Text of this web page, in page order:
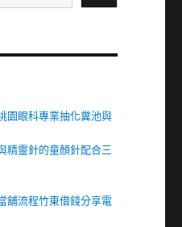
園眼科專業抽化糞池與
精靈針的童顏針配合三
舖流程竹東借錢分享電